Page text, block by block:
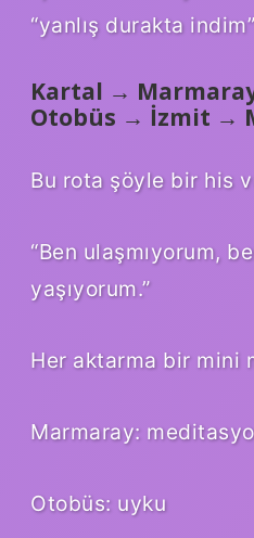
“yanlış durakta
Kartal →
Otobüs → İzmit →
Bu rota şöyle bir his
“Ben ulaşmıyorum,
yaşıyorum.”
Her aktarma bir mini
Marmaray:
Otobüs: uyku